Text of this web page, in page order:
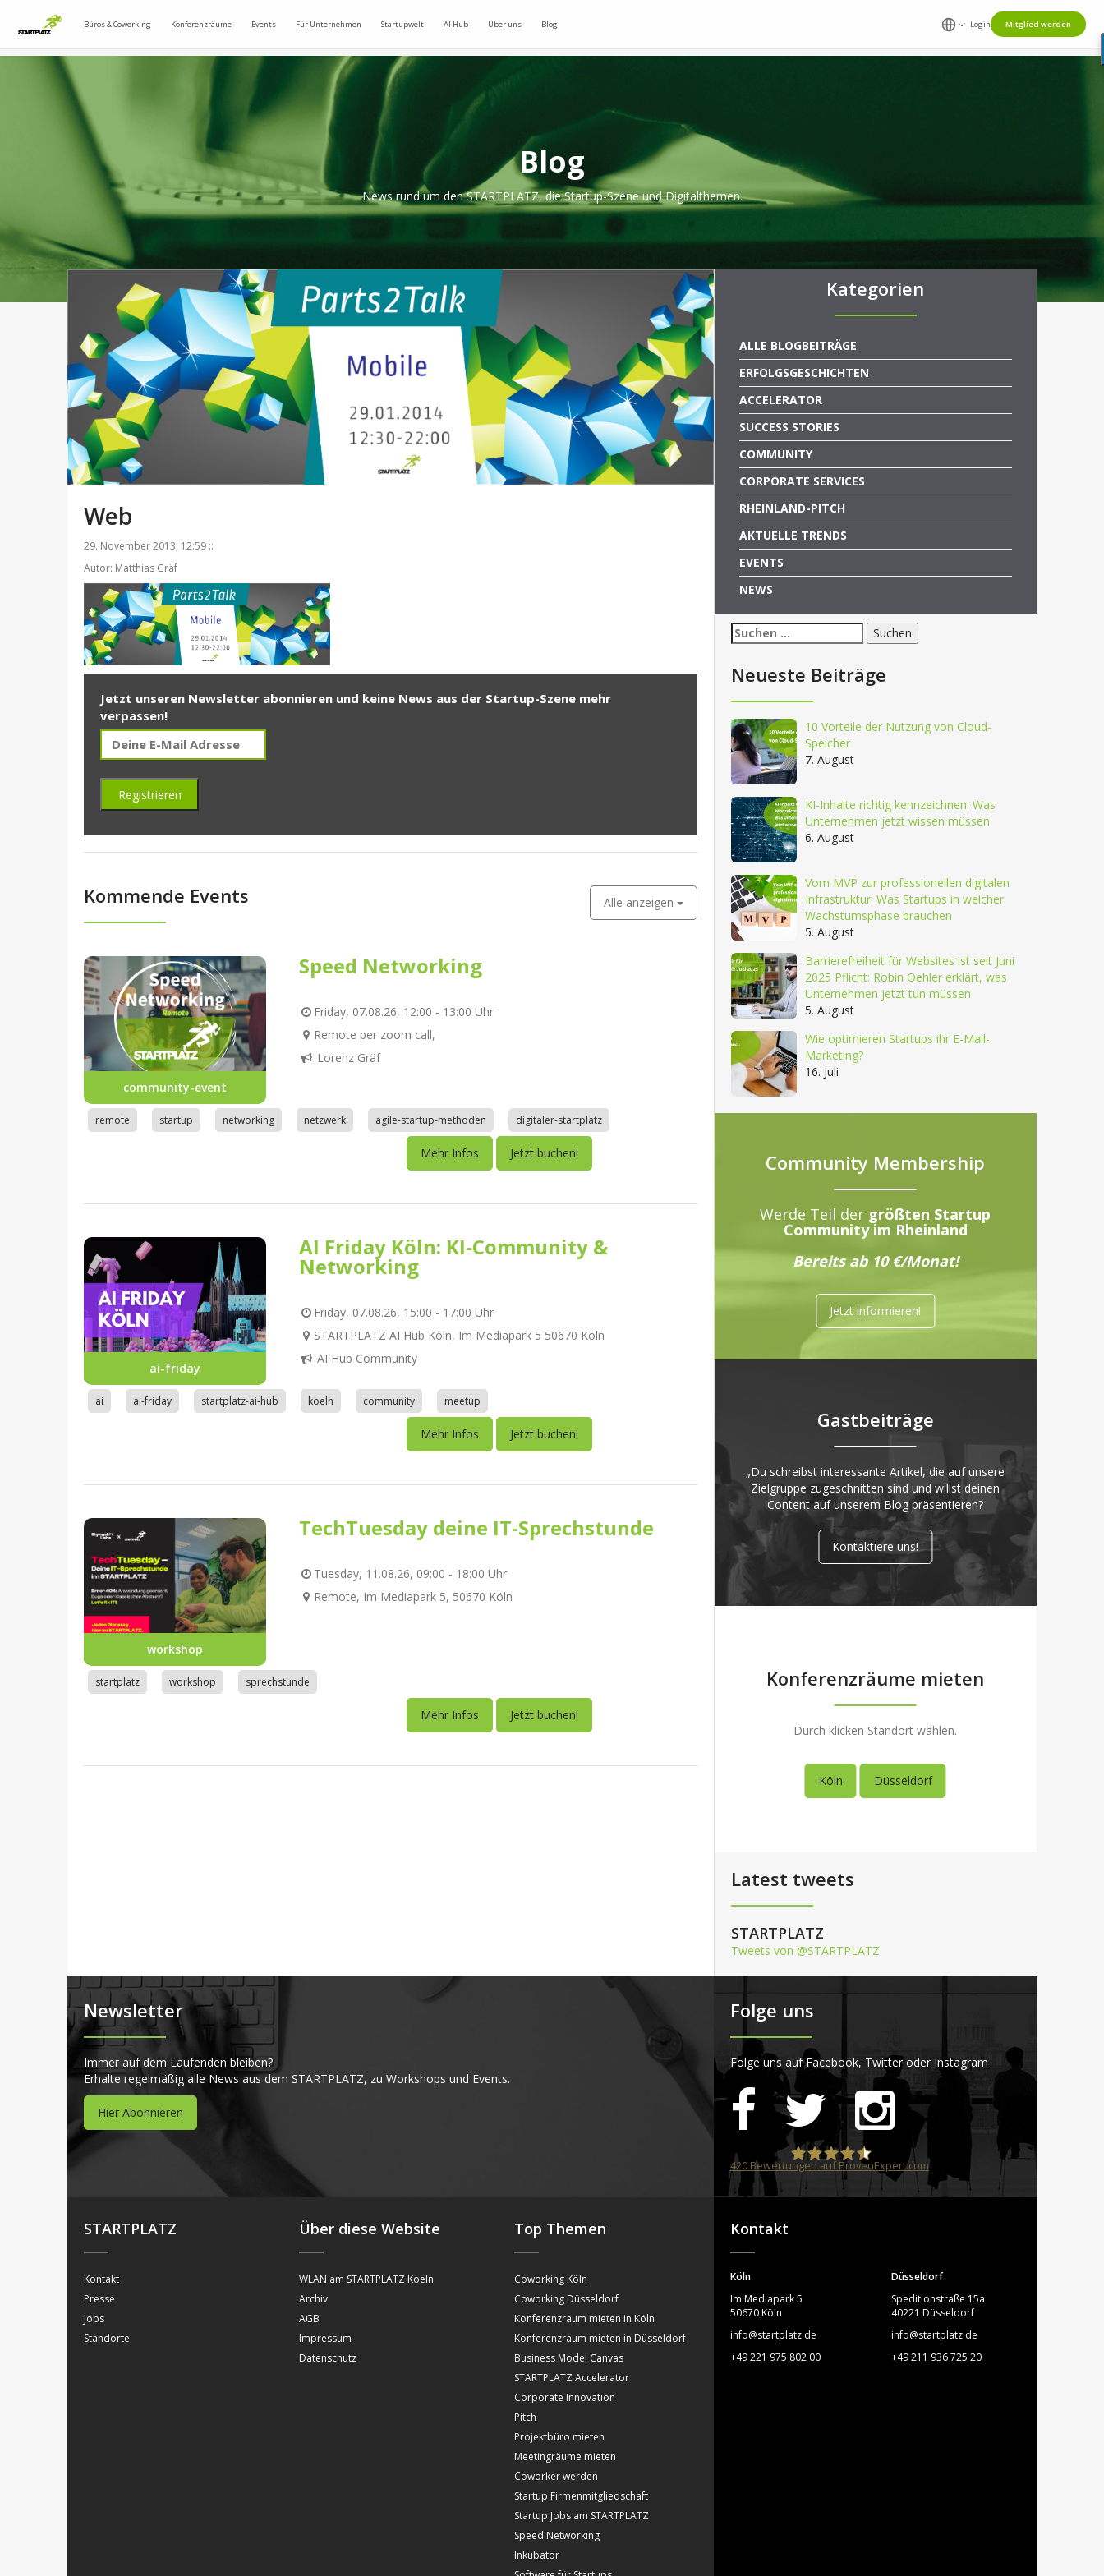
Büros & Coworking Konferenzräume Events Für Unternehmen Startupwelt AI Hub Über uns Blog Login Mitglied werden
Blog
News rund um den STARTPLATZ, die Startup-Szene und Digitalthemen.
Web
29. November 2013, 12:59 ::
Autor: Matthias Gräf
Jetzt unseren Newsletter abonnieren und keine News aus der Startup-Szene mehr
verpassen!
Kommende Events Alle anzeigen
community-event
Speed Networking
Friday, 07.08.26, 12:00 - 13:00 Uhr
Remote per zoom call,
Lorenz Gräf
remote startup networking netzwerk agile-startup-methoden digitaler-startplatz
Mehr Infos Jetzt buchen!
ai-friday
AI Friday Köln: KI-Community &
Networking
Friday, 07.08.26, 15:00 - 17:00 Uhr
STARTPLATZ AI Hub Köln, Im Mediapark 5 50670 Köln
AI Hub Community
ai ai-friday startplatz-ai-hub koeln community meetup
Mehr Infos Jetzt buchen!
workshop
TechTuesday deine IT-Sprechstunde
Tuesday, 11.08.26, 09:00 - 18:00 Uhr
Remote, Im Mediapark 5, 50670 Köln
startplatz workshop sprechstunde
Mehr Infos Jetzt buchen!
Kategorien
ALLE BLOGBEITRÄGE
ERFOLGSGESCHICHTEN
ACCELERATOR
SUCCESS STORIES
COMMUNITY
CORPORATE SERVICES
RHEINLAND-PITCH
AKTUELLE TRENDS
EVENTS
NEWS
Suchen
nach:
Neueste Beiträge
10 Vorteile der Nutzung von Cloud-
Speicher
7. August
KI-Inhalte richtig kennzeichnen: Was
Unternehmen jetzt wissen müssen
6. August
Vom MVP zur professionellen digitalen
Infrastruktur: Was Startups in welcher
Wachstumsphase brauchen
5. August
Barrierefreiheit für Websites ist seit Juni
2025 Pflicht: Robin Oehler erklärt, was
Unternehmen jetzt tun müssen
5. August
Wie optimieren Startups ihr E-Mail-
Marketing?
16. Juli
Community Membership
Werde Teil der größten Startup
Community im Rheinland
Bereits ab 10 €/Monat!
Jetzt informieren!
Gastbeiträge
„Du schreibst interessante Artikel, die auf unsere
Zielgruppe zugeschnitten sind und willst deinen
Content auf unserem Blog präsentieren?
Kontaktiere uns!
Konferenzräume mieten
Durch klicken Standort wählen.
Köln Düsseldorf
Latest tweets
STARTPLATZ
Tweets von @STARTPLATZ
Newsletter
Immer auf dem Laufenden bleiben?
Erhalte regelmäßig alle News aus dem STARTPLATZ, zu Workshops und Events.
Hier Abonnieren
Folge uns
Folge uns auf Facebook, Twitter oder Instagram
STARTPLATZ
420Bewertungen auf ProvenExpert.com
STARTPLATZ
Kontakt
Presse
Jobs
Standorte
Über diese Website
WLAN am STARTPLATZ Koeln
Archiv
AGB
Impressum
Datenschutz
Top Themen
Coworking Köln
Coworking Düsseldorf
Konferenzraum mieten in Köln
Konferenzraum mieten in Düsseldorf
Business Model Canvas
STARTPLATZ Accelerator
Corporate Innovation
Pitch
Projektbüro mieten
Meetingräume mieten
Coworker werden
Startup Firmenmitgliedschaft
Startup Jobs am STARTPLATZ
Speed Networking
Inkubator
Kontakt
Köln
Im Mediapark 5
50670 Köln
info@startplatz.de
+49 221 975 802 00
Düsseldorf
Speditionstraße 15a
40221 Düsseldorf
info@startplatz.de
+49 211 936 725 20